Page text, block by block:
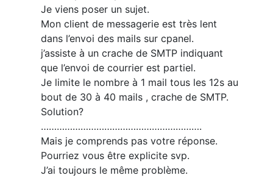
Je viens poser un sujet.
Mon client de messagerie est très lent
dans l’envoi des mails sur cpanel.
j’assiste à un crache de SMTP indiquant
que l’envoi de courrier est partiel.
Je limite le nombre à 1 mail tous les 12s au
bout de 30 à 40 mails , crache de SMTP.
Solution?
…………………………………………………….
Mais je comprends pas votre réponse.
Pourriez vous être explicite svp.
J’ai toujours le même problème.